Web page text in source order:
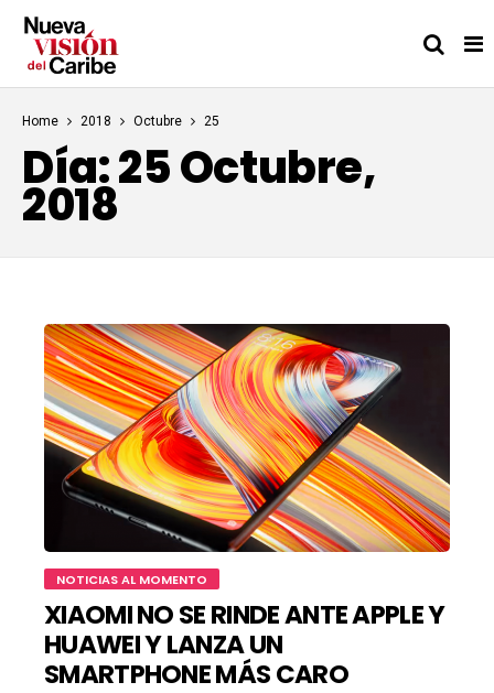
Home 2018 Octubre 25
Día:25 Octubre,
2018
NOTICIAS AL MOMENTO
XIAOMI NO SE RINDE ANTE APPLE Y
HUAWEI Y LANZA UN
SMARTPHONE MÁS CARO